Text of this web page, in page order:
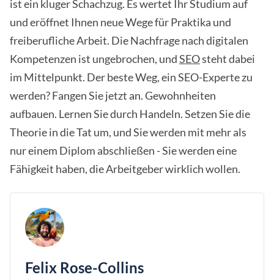
ist ein kluger Schachzug. Es wertet Ihr Studium auf
und eröffnet Ihnen neue Wege für Praktika und
freiberufliche Arbeit. Die Nachfrage nach digitalen
Kompetenzen ist ungebrochen, undSEOsteht dabei
im Mittelpunkt. Der beste Weg, ein SEO-Experte zu
werden? Fangen Sie jetzt an. Gewohnheiten
aufbauen. Lernen Sie durch Handeln. Setzen Sie die
Theorie in die Tat um, und Sie werden mit mehr als
nur einem Diplom abschließen - Sie werden eine
Fähigkeit haben, die Arbeitgeber wirklich wollen.
Felix Rose-Collins